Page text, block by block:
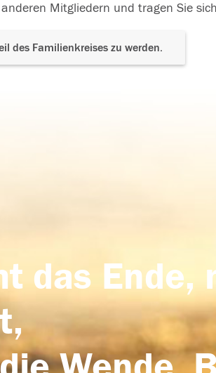
Mitgliedern und tragen Sie
des Familienkreises zu werden.
das Ende,